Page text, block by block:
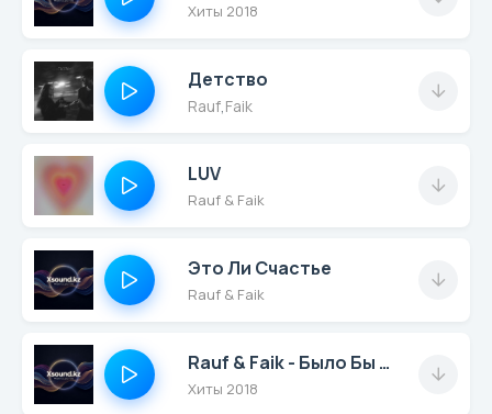
Хиты 2018
Детство
Rauf Faik
LUV
Rauf & Faik
Это Ли Счастье
Rauf & Faik
Rauf & Faik - Было Бы Лето
Хиты 2018